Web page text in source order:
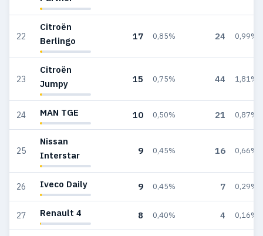
22
Citroën
Berlingo
17 0,85% 24 0,99%
23
Citroën
Jumpy
15 0,75% 44 1,81%
24 MAN TGE 10 0,50% 21 0,87%
25
Nissan
Interstar
9 0,45% 16 0,66%
26 Iveco Daily 9 0,45% 7 0,29%
27 Renault 4 8 0,40% 4 0,16%